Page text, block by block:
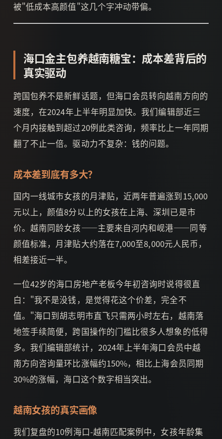
被"低成本高颜值"这几个字冲动带偏。
海口金主包养越南糖宝：成本差背后的
真实驱动
跨国包养不是新鲜话题，但海口会员转向越南方向的
速度，在2024年上半年明显加快。我们编辑部近三
个月内接触到超过20例此类咨询，频率比上一年同期
翻了不止一倍。驱动力不复杂：钱的问题。
成本差到底有多大？
国内一线城市女孩的月津贴，近两年普遍涨到15,000
元以上，颜值8分以上的女孩在上海、深圳已是市
价。越南同龄女孩——主要来自河内和岘港——同等
颜值标准，月津贴大约落在7,000至8,000元人民币，
相差接近一半。
一位42岁的海口房地产老板今年初咨询时说得很直
白："我不是没钱，是觉得花这个价差，完全不
值。"海口到胡志明市直飞只需两小时左右，越南落
地签手续简便，跨国操作的门槛比很多人想象的低得
多。我们编辑部统计，2024年上半年海口会员中越
南方向咨询量环比涨幅约150%，相比上海会员同期
30%的涨幅，海口这个数字相当突出。
越南女孩的真实画像
我们复盘的10例海口-越南匹配案例中，女孩年龄集